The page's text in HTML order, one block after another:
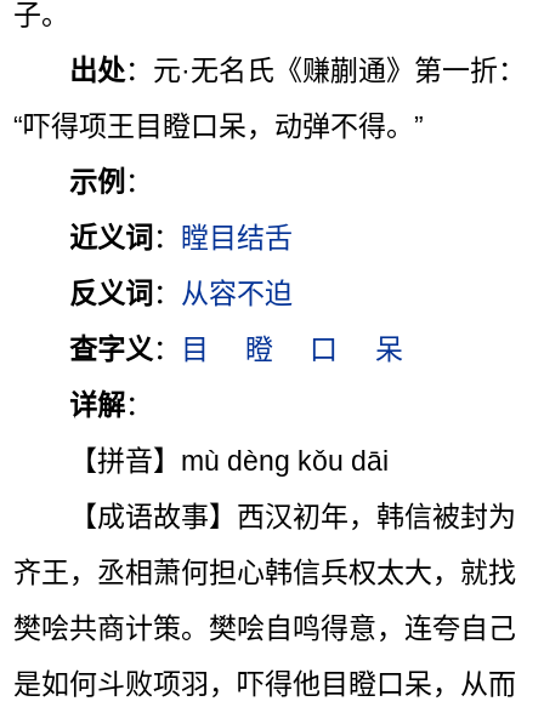
子。
出处：元·无名氏《赚蒯通》第一折：
“吓得项王目瞪口呆，动弹不得。”
示例 ：
近义词 ：
瞠目结舌
反义词 ： 从容不迫
查字义 ： 目 瞪 口
呆
详解：
【拼音】mù dèng kǒu dāi
【成语故事】西汉初年，韩信被封为
齐王，丞相萧何担心韩信兵权太大，就找
樊哙共商计策。樊哙自鸣得意，连夸自己
是如何斗败项羽，吓得他目瞪口呆，从而